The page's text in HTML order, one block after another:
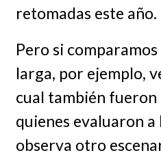
retomadas este año.
Pero si
larga, por ejemplo,
cual también
quienes evaluaron a
observa otro